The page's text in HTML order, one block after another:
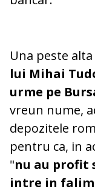
Una peste alta
lui Mihai
urme pe
vreun nume,
depozitele
pentru ca, in
"nu au profit
intre in